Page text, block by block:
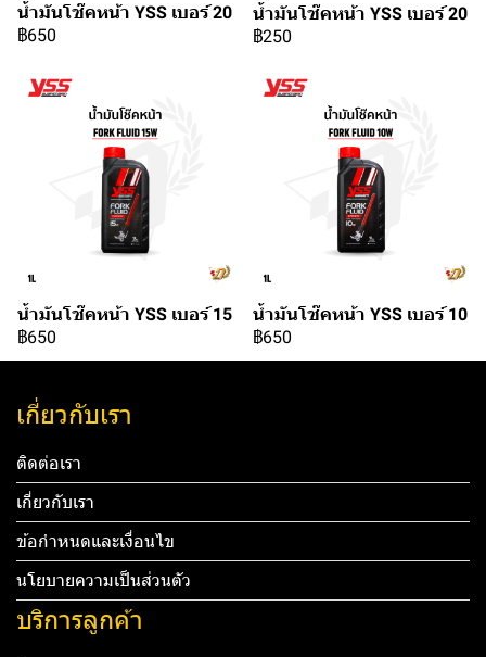
น้ำมันโช๊คหน้า YSS เบอร์ 20
฿650
น้ำมันโช๊คหน้า YSS เบอร์ 20
฿250
น้ำมันโช๊คหน้า YSS เบอร์ 15
฿650
น้ำมันโช๊คหน้า YSS เบอร์ 10
฿650
เกี่ยวกับเรา
ติดต่อเรา
เกี่ยวกับเรา
ข้อกำหนดและเงื่อนไข
นโยบายความเป็นส่วนตัว
บริการลูกค้า